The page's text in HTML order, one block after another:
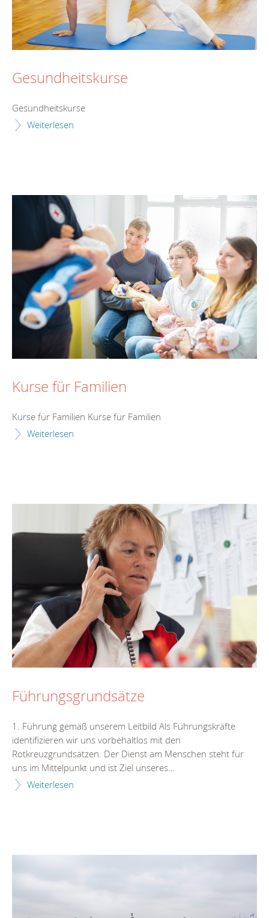
Gesundheitskurse
Gesundheitskurse
Weiterlesen
Kurse für Familien
Kurse für Familien Kurse für Familien
Weiterlesen
Führungsgrundsätze
1. Führung gemäß unserem Leitbild Als Führungskräfte
identifizieren wir uns vorbehaltlos mit den
Rotkreuzgrundsätzen. Der Dienst am Menschen steht für
uns im Mittelpunkt und ist Ziel unseres...
Weiterlesen